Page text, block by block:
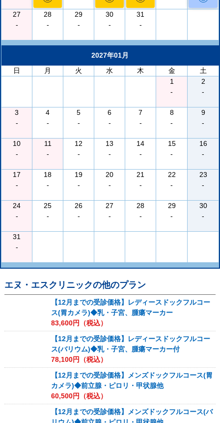
27
-
28
-
29
-
30
-
31
-
2027年01月
日
月 火 水 木 金
土
1
-
2
-
3
-
4
-
5
-
6
-
7
-
8
-
9
-
10
-
11
-
12
-
13
-
14
-
15
-
16
-
17
-
18
-
19
-
20
-
21
-
22
-
23
-
24
-
25
-
26
-
27
-
28
-
29
-
30
-
31
-
エヌ・エスクリニックの他のプラン
【12月までの受診価格】レディースドックフルコー
ス(胃カメラ)◆乳・子宮、腫瘍マーカー
83,600円（税込）
【12月までの受診価格】レディースドックフルコー
ス(バリウム)◆乳・子宮、腫瘍マーカー付
78,100円（税込）
【12月までの受診価格】メンズドックフルコース(胃
カメラ)◆前立腺・ピロリ・甲状腺他
60,500円（税込）
【12月までの受診価格】メンズドックフルコース(バ